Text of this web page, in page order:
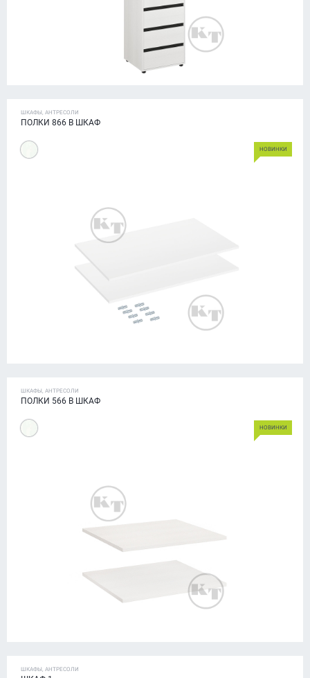
ШКАФЫ, АНТРЕСОЛИ
ПОЛКИ 866 В ШКАФ
НОВИНКИ
ШКАФЫ, АНТРЕСОЛИ
ПОЛКИ 566 В ШКАФ
НОВИНКИ
ШКАФЫ, АНТРЕСОЛИ